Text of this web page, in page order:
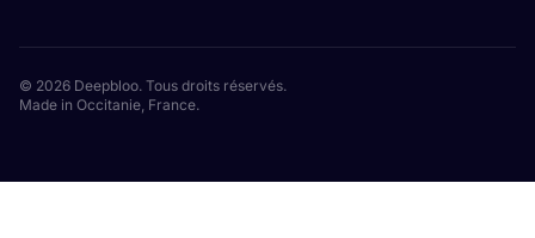
© 2026 Deepbloo. Tous droits réservés.
Made in Occitanie, France.